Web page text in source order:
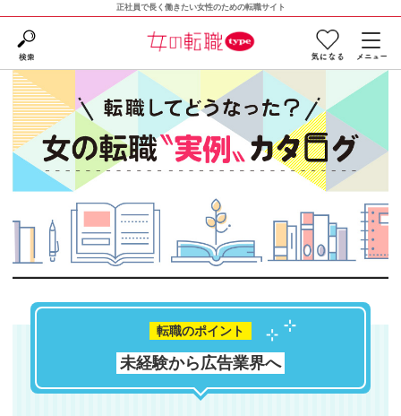
正社員で長く働きたい女性のための転職サイト
転職のポイント
未経験から広告業界へ